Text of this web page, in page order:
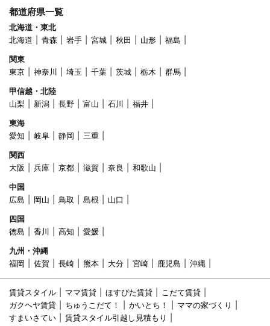
都道府県一覧
北海道・東北
北海道
青森 岩手 宮城 秋田 山形
福島
関東
東京
神奈川 埼玉 千葉 茨城 栃木
群馬
甲信越・北陸
山梨
新潟 長野 富山 石川
福井
東海
愛知
岐阜 静岡
三重
関西
大阪
兵庫 京都 滋賀 奈良
和歌山
中国
広島
岡山 鳥取 島根
山口
四国
徳島
香川 高知
愛媛
九州・沖縄
福岡
佐賀 長崎 熊本 大分 宮崎 鹿児島 沖縄
賃貸スタイル ママ賃貸 ほすぴた賃貸
こだて賃貸
ガクヘヤ賃貸
ちゅうこだて！ かいとち！
ママの家づくり
すまいさてい
賃貸スタイル引越し見積もり